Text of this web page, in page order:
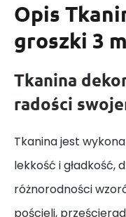
Opis
groszki 3
Tkanina
radości
Tkanina jest
lekkość i gładkość,
różnorodności
pościeli,